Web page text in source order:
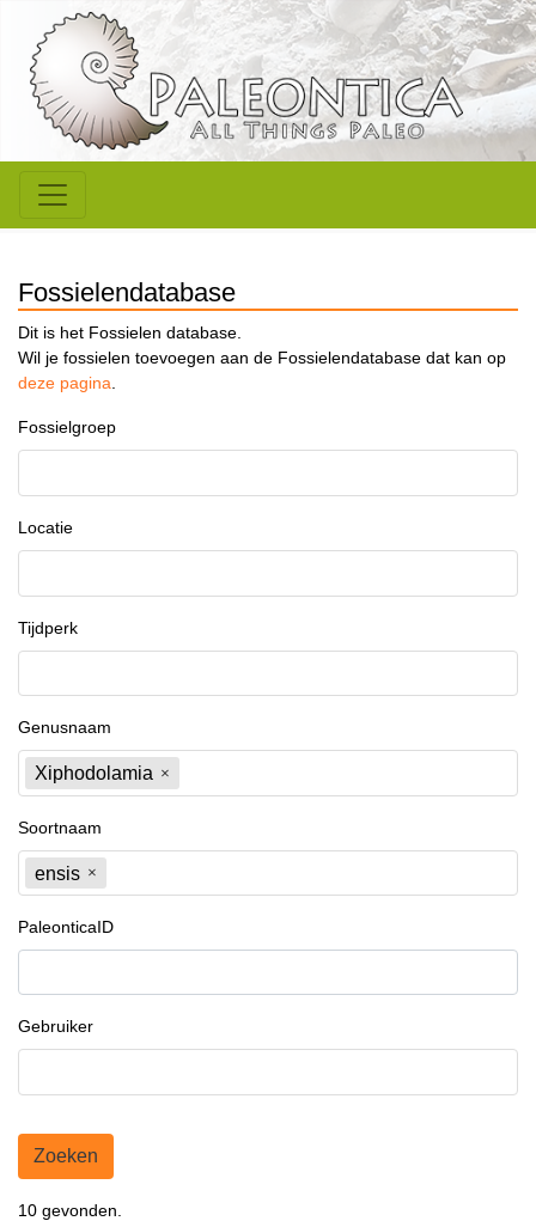
Fossielendatabase
Dit is het Fossielen database.
Wil je fossielen toevoegen aan de Fossielendatabase dat kan op
deze pagina.
Fossielgroep
Locatie
Tijdperk
Genusnaam
Xiphodolamia
Soortnaam
ensis
PaleonticaID
Gebruiker
Zoeken
10 gevonden.